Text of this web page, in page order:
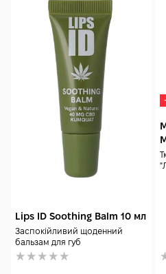
Potassium Sorbate, Ribes
(Titanium Dioxide), CI 77491 (Iron
Lips ID Soothing Balm 10 мл
Заспокійливий щоденний
бальзам для губ